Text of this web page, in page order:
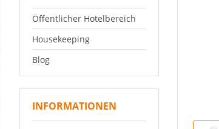
Öffentlicher Hotelbereich
Housekeeping
Blog
INFORMATIONEN